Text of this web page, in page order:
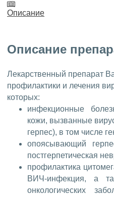
Описание
Описание
Лекарственный препарат
профилактики и лечения
которых:
инфекционные
кожи, вызванные
герпес), в том числе
опоясывающий
постгерпетическая
профилактика
ВИЧ-инфекция, а
онкологических